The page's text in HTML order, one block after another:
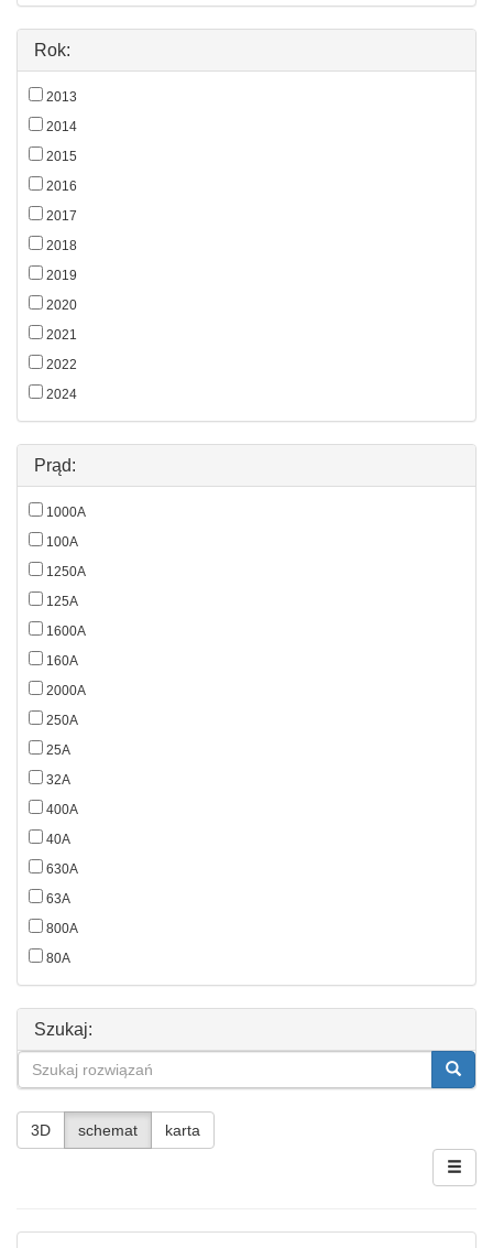
Rok:
2013
2014
2015
2016
2017
2018
2019
2020
2021
2022
2024
Prąd:
1000A
100A
1250A
125A
1600A
160A
2000A
250A
25A
32A
400A
40A
630A
63A
800A
80A
Szukaj:
3D schemat karta